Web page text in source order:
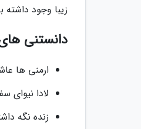
زیبا وجود
دانستنی
ارمنی ها
لادا نیوای
زنده نگه